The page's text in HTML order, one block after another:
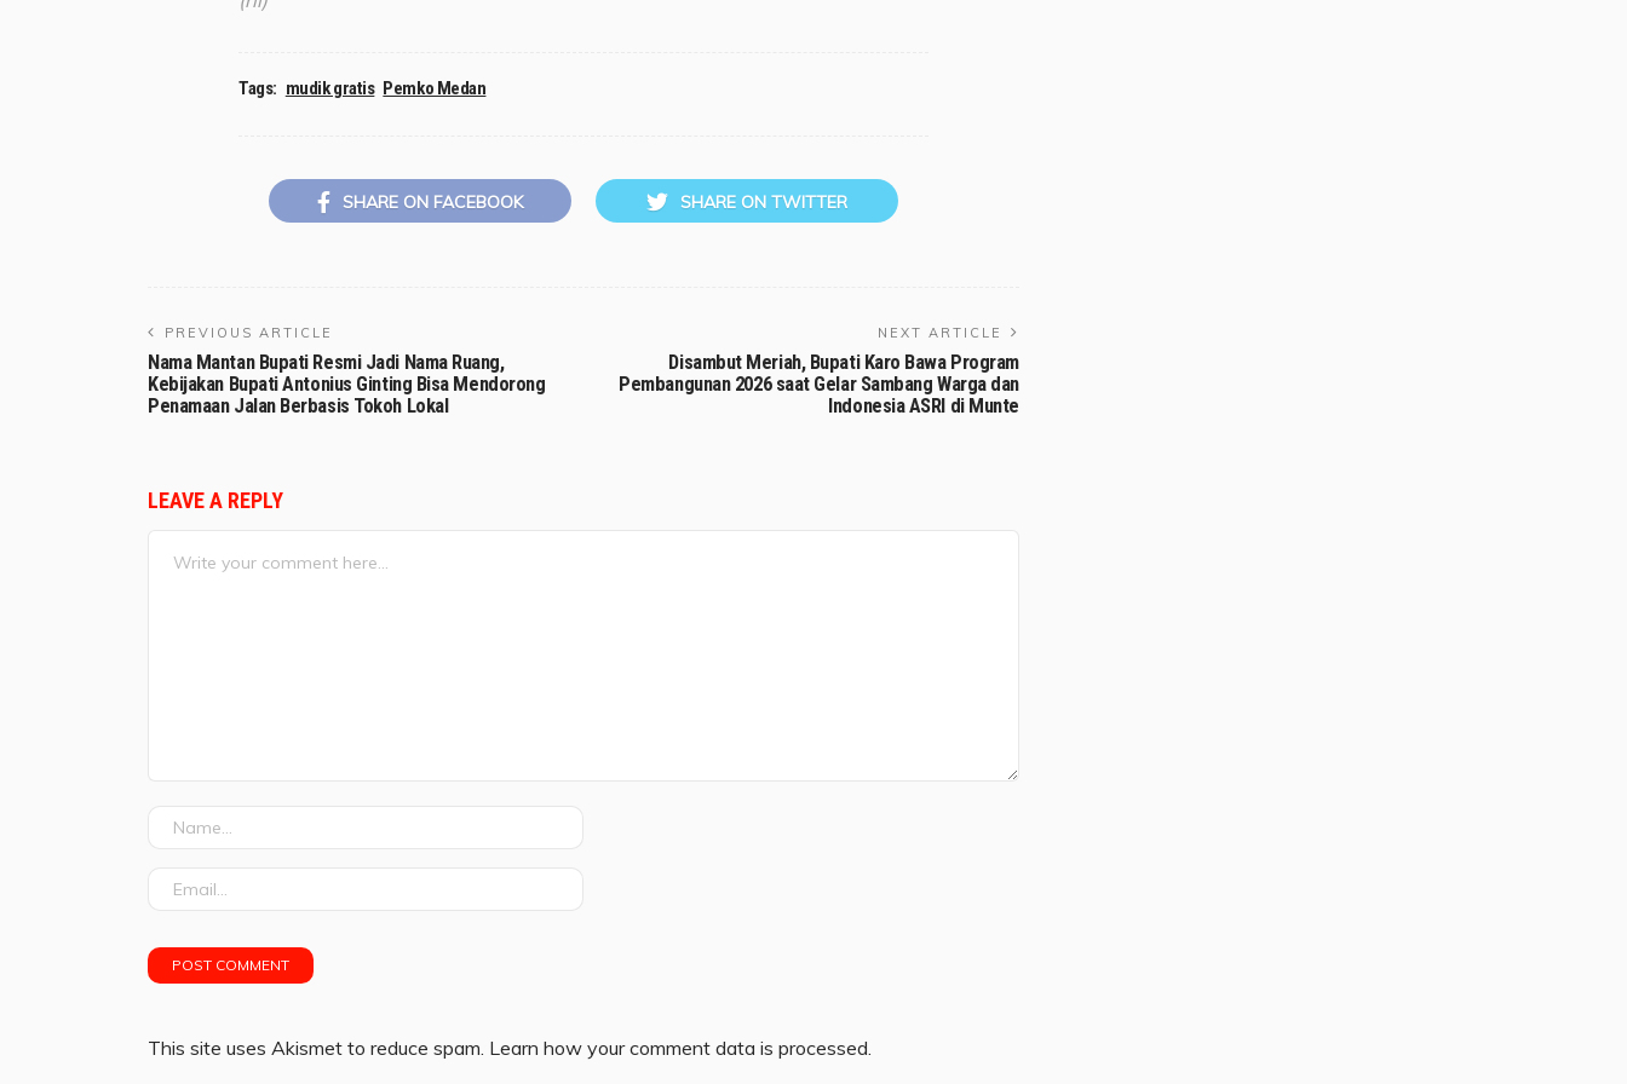
Tags: mudik gratis Pemko Medan
SHARE ON FACEBOOK SHARE ON TWITTER
PREVIOUS ARTICLE
Nama Mantan Bupati Resmi Jadi Nama Ruang,
Kebijakan Bupati Antonius Ginting Bisa Mendorong
Penamaan Jalan Berbasis Tokoh Lokal
NEXT ARTICLE
Disambut Meriah, Bupati Karo Bawa Program
Pembangunan 2026 saat Gelar Sambang Warga dan
Indonesia ASRI di Munte
LEAVE A REPLY
This site uses Akismet to reduce spam. Learn how your comment data is processed.